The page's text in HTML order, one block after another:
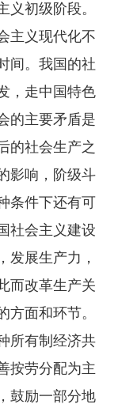
义初级阶段。
主义现代化不
间。我国的社
，走中国特色
的主要矛盾是
的社会生产之
影响，阶级斗
条件下还有可
社会主义建设
发展生产力，
而改革生产关
方面和环节。
所有制经济共
按劳分配为主
鼓励一部分地